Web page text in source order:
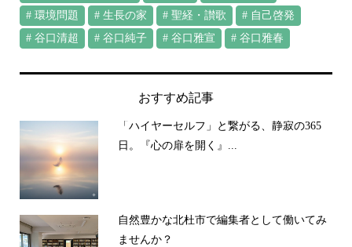
環境問題
生長の家 聖経・讃歌
自己啓発
谷口清超
谷口純子 谷口雅宣 谷口雅春
おすすめ記事
「ハイヤーセルフ」と繋がる、静寂の365
日。『心の扉を開く』...
自然豊かな北杜市で編集者として働いてみ
ませんか？